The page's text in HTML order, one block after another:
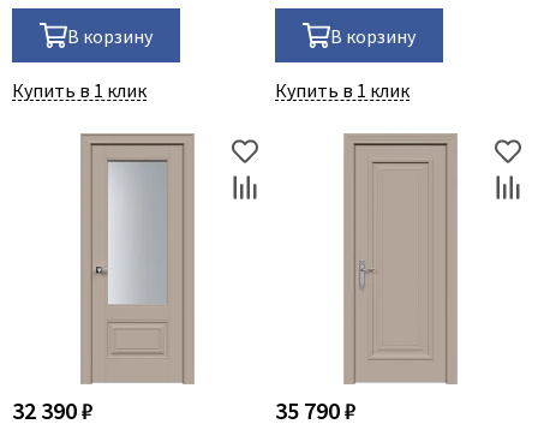
В корзину
Купить в 1 клик
В корзину
Купить в 1 клик
32 390 ₽ 35 790 ₽